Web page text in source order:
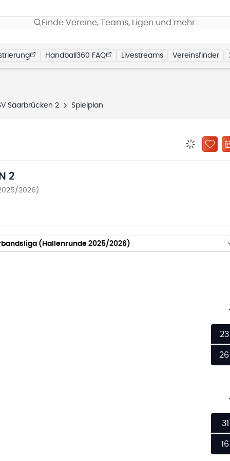
Finde Vereine, Teams, Ligen und mehr…
Handball360 FAQ Livestreams Vereinsfinder
Saarbrücken 2 Spielplan
ZU
2
2026)
(Hallenrunde 2025/2026)
23
26
31
16